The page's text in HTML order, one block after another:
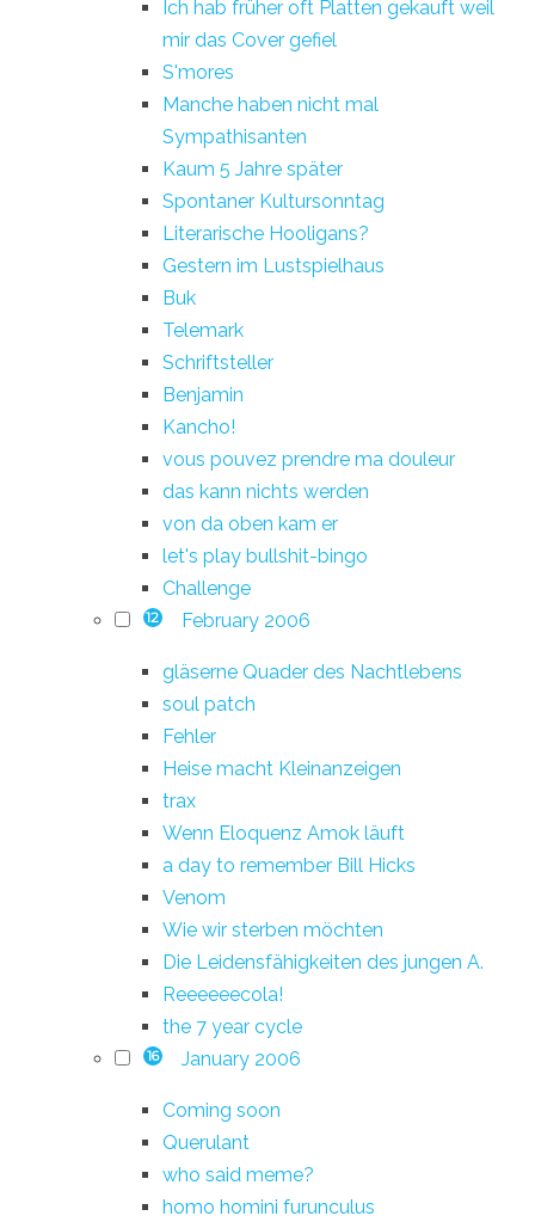
Ich hab früher oft Platten gekauft weil
mir das Cover gefiel
S'mores
Manche haben nicht mal
Sympathisanten
Kaum 5 Jahre später
Spontaner Kultursonntag
Literarische Hooligans?
Gestern im Lustspielhaus
Buk
Telemark
Schriftsteller
Benjamin
Kancho!
vous pouvez prendre ma douleur
das kann nichts werden
von da oben kam er
let's play bullshit-bingo
Challenge
12 February 2006
gläserne Quader des Nachtlebens
soul patch
Fehler
Heise macht Kleinanzeigen
trax
Wenn Eloquenz Amok läuft
a day to remember Bill Hicks
Venom
Wie wir sterben möchten
Die Leidensfähigkeiten des jungen A.
Reeeeeecola!
the 7 year cycle
16 January 2006
Coming soon
Querulant
who said meme?
homo homini furunculus